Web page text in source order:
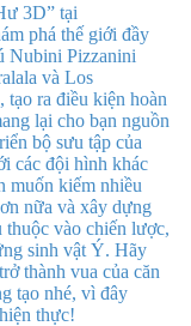
3D” tại
phá thế giới đầy
Nubini Pizzanini
và Los
tạo ra điều kiện hoàn
lại cho bạn nguồn
bộ sưu tập của
các đội hình khác
muốn kiếm nhiều
nữa và xây dựng
thuộc vào chiến lược,
sinh vật Ý. Hãy
thành vua của căn
tạo nhé, vì đây
thực!